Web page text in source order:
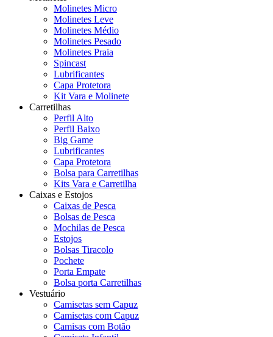
Molinetes Micro
Molinetes Leve
Molinetes Médio
Molinetes Pesado
Molinetes Praia
Spincast
Lubrificantes
Capa Protetora
Kit Vara e Molinete
Carretilhas
Perfil Alto
Perfil Baixo
Big Game
Lubrificantes
Capa Protetora
Bolsa para Carretilhas
Kits Vara e Carretilha
Caixas e Estojos
Caixas de Pesca
Bolsas de Pesca
Mochilas de Pesca
Estojos
Bolsas Tiracolo
Pochete
Porta Empate
Bolsa porta Carretilhas
Vestuário
Camisetas sem Capuz
Camisetas com Capuz
Camisas com Botão